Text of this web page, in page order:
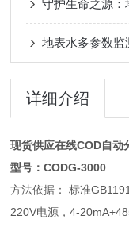
守护生命之源
地表水多参数
详细介绍
现货供应在线COD自动
型号：CODG-3000
方法依据： 标准
220V电源，4-